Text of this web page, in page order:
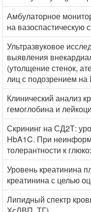
Амбулаторное
на вазоспастическую
Ультразвуковое
выявления
(утолщение стенок,
лиц с подозрением
Клинический анализ
гемоглобина и
Скрининг на СД2Т:
HbA1C. При
толерантности к
Уровень креатинина
креатинина с целью
Липидный спектр